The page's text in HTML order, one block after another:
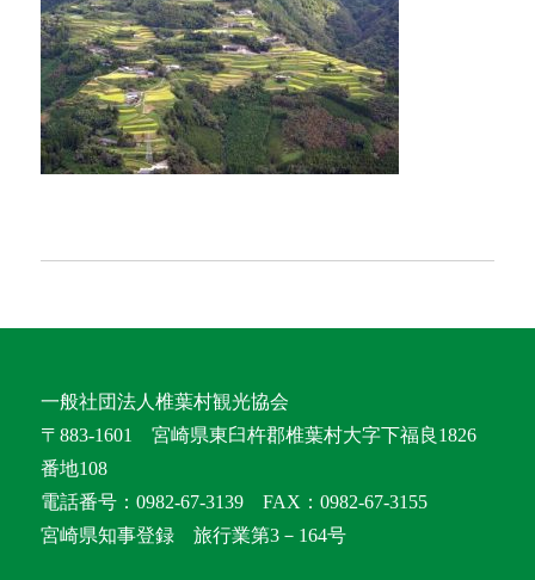
一般社団法人椎葉村観光協会
〒883-1601 宮崎県東臼杵郡椎葉村大字下福良1826
番地108
電話番号：0982-67-3139 FAX：0982-67-3155
宮崎県知事登録 旅行業第3－164号